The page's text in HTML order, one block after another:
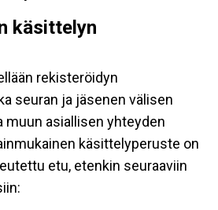
käsittelyn
rekisteröidyn
seuran ja jäsenen välisen
muun asiallisen yhteyden
käsittelyperuste on
etu, etenkin seuraaviin